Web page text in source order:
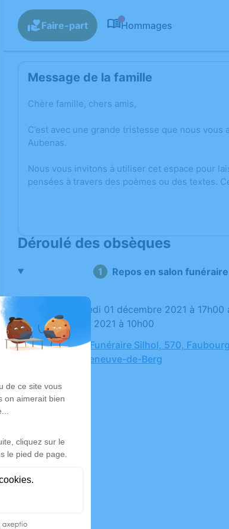
Faire-part Hommages
Message de la famille
Chère famille, chers amis,
C’est avec une grande tristesse que nous
Aubenas.
Nous vous invitons à utiliser cet espace pour
pensées à travers des poèmes ou des textes.
Déroulé des obsèques
Repos en salon funéraire
décembre 2021 à 10h00
Chambre Funéraire Silhol, 570,
07170 Villeneuve-de-Berg